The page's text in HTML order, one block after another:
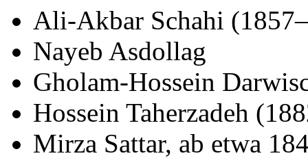
Ali-Akbar Schahi
Nayeb Asdollag
Gholam-Hossein
Hossein Taherzadeh
Mirza Sattar, ab etwa